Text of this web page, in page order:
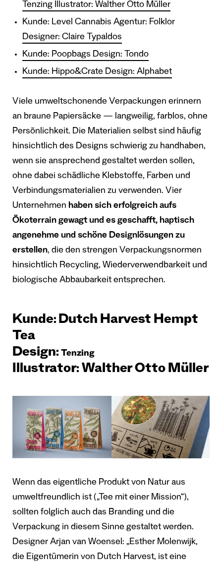
Tenzing Illustrator: Walther Otto Müller
Kunde: Level Cannabis Agentur: Folklor
Designer: Claire Typaldos
Kunde: Poopbags Design: Tondo
Kunde: Hippo&Crate Design: Alphabet
Viele umweltschonende Verpackungen erinnern
an braune Papiersäcke — langweilig, farblos, ohne
Persönlichkeit. Die Materialien selbst sind häufig
hinsichtlich des Designs schwierig zu handhaben,
wenn sie ansprechend gestaltet werden sollen,
ohne dabei schädliche Klebstoffe, Farben und
Verbindungsmaterialien zu verwenden. Vier
Unternehmen haben sich erfolgreich aufs
Ökoterrain gewagt und es geschafft, haptisch
angenehme und schöne Designlösungen zu
erstellen, die den strengen Verpackungsnormen
hinsichtlich Recycling, Wiederverwendbarkeit und
biologische Abbaubarkeit entsprechen.
Kunde: Dutch Harvest Hempt
Tea
Design:Tenzing
Illustrator: Walther Otto Müller
Wenn das eigentliche Produkt von Natur aus
umweltfreundlich ist („Tee mit einer Mission“),
sollten folglich auch das Branding und die
Verpackung in diesem Sinne gestaltet werden.
Designer Arjan van Woensel: „Esther Molenwijk,
die Eigentümerin von Dutch Harvest, ist eine